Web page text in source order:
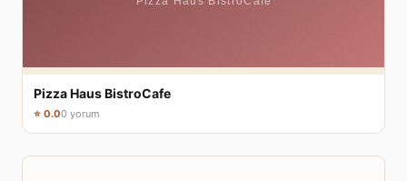
Pizza Haus BistroCafe
⭐ 0.00 yorum